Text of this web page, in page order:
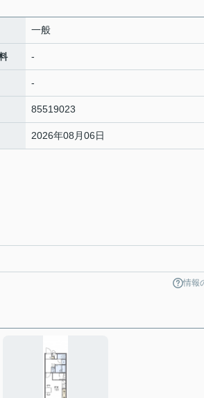
一般
-
-
85519023
2026年08月06日
情報